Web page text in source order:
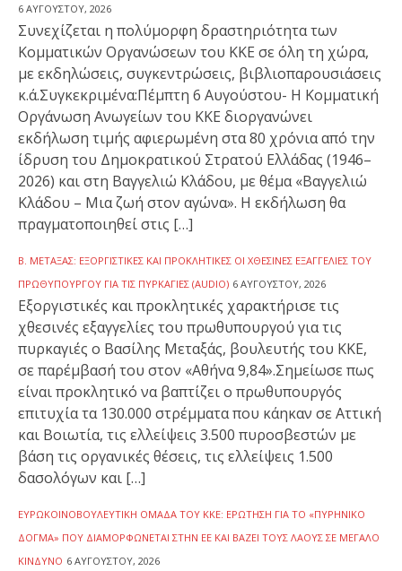
6 ΑΥΓΟΎΣΤΟΥ, 2026
Συνεχίζεται η πολύμορφη δραστηριότητα των
Κομματικών Οργανώσεων του ΚΚΕ σε όλη τη χώρα,
με εκδηλώσεις, συγκεντρώσεις, βιβλιοπαρουσιάσεις
κ.ά.Συγκεκριμένα:Πέμπτη 6 Αυγούστου- Η Κομματική
Οργάνωση Ανωγείων του ΚΚΕ διοργανώνει
εκδήλωση τιμής αφιερωμένη στα 80 χρόνια από την
ίδρυση του Δημοκρατικού Στρατού Ελλάδας (1946–
2026) και στη Βαγγελιώ Κλάδου, με θέμα «Βαγγελιώ
Κλάδου – Μια ζωή στον αγώνα». Η εκδήλωση θα
πραγματοποιηθεί στις […]
Β. ΜΕΤΑΞΆΣ: ΕΞΟΡΓΙΣΤΙΚΈΣ ΚΑΙ ΠΡΟΚΛΗΤΙΚΈΣ ΟΙ ΧΘΕΣΙΝΈΣ ΕΞΑΓΓΕΛΊΕΣ ΤΟΥ
ΠΡΩΘΥΠΟΥΡΓΟΎ ΓΙΑ ΤΙΣ ΠΥΡΚΑΓΙΈΣ (AUDIO) 6 ΑΥΓΟΎΣΤΟΥ, 2026
Εξοργιστικές και προκλητικές χαρακτήρισε τις
χθεσινές εξαγγελίες του πρωθυπουργού για τις
πυρκαγιές ο Βασίλης Μεταξάς, βουλευτής του ΚΚΕ,
σε παρέμβασή του στον «Αθήνα 9,84».Σημείωσε πως
είναι προκλητικό να βαπτίζει ο πρωθυπουργός
επιτυχία τα 130.000 στρέμματα που κάηκαν σε Αττική
και Βοιωτία, τις ελλείψεις 3.500 πυροσβεστών με
βάση τις οργανικές θέσεις, τις ελλείψεις 1.500
δασολόγων και […]
ΕΥΡΩΚΟΙΝΟΒΟΥΛΕΥΤΙΚΉ ΟΜΆΔΑ ΤΟΥ ΚΚΕ: ΕΡΏΤΗΣΗ ΓΙΑ ΤΟ «ΠΥΡΗΝΙΚΌ
ΔΌΓΜΑ» ΠΟΥ ΔΙΑΜΟΡΦΏΝΕΤΑΙ ΣΤΗΝ ΕΕ ΚΑΙ ΒΆΖΕΙ ΤΟΥΣ ΛΑΟΎΣ ΣΕ ΜΕΓΆΛΟ
ΚΊΝΔΥΝΟ 6 ΑΥΓΟΎΣΤΟΥ, 2026